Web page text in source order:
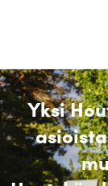
Yksi